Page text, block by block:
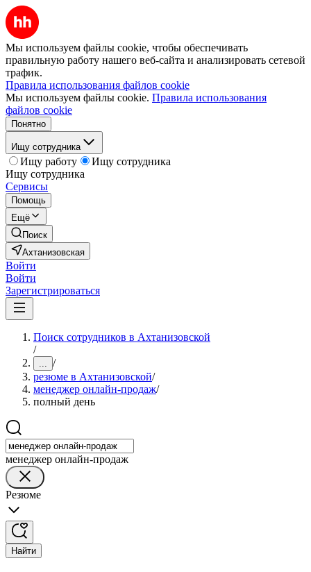
Мы используем файлы cookie, чтобы обеспечивать
правильную работу нашего веб-сайта и анализировать сетевой
трафик.
Правила использования файлов cookie
Мы используем файлы cookie. Правила использования
файлов cookie
Понятно
Ищу сотрудника
Ищу работу
Ищу сотрудника
Ищу сотрудника
Сервисы
Помощь
Ещё
Поиск
Ахтанизовская
Войти
Войти
Зарегистрироваться
Поиск сотрудников в Ахтанизовской
/
... /
резюме в Ахтанизовской/
менеджер онлайн-продаж/
полный день
менеджер онлайн-продаж
Резюме
Найти